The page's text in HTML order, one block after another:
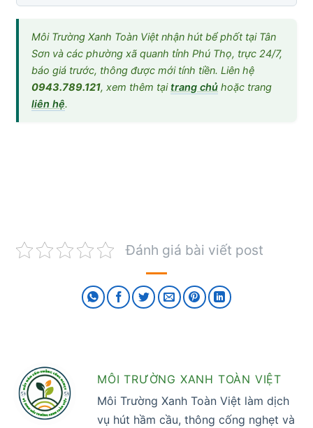
Môi Trường Xanh Toàn Việt nhận hút bể phốt tại Tân
Sơn và các phường xã quanh tỉnh Phú Thọ, trực 24/7,
báo giá trước, thông được mới tính tiền. Liên hệ
0943.789.121, xem thêm tại trang chủ hoặc trang
liên hệ.
Đánh giá bài viết post
MÔI TRƯỜNG XANH TOÀN VIỆT
Môi Trường Xanh Toàn Việt làm dịch
vụ hút hầm cầu, thông cống nghẹt và